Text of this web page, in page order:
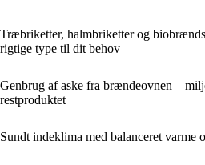
Træbriketter, halmbriketter og
rigtige type til dit behov
Genbrug af aske fra brændeovnen –
restproduktet
Sundt indeklima med balanceret varme